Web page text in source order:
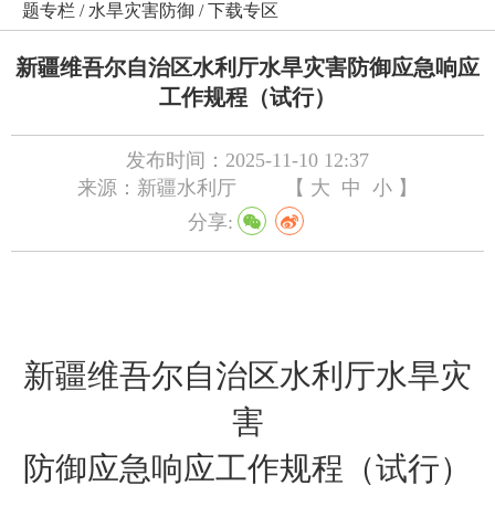
题专栏 /水旱灾害防御 /下载专区
新疆维吾尔自治区水利厅水旱灾害防御应急响应
工作规程（试行）
发布时间：2025-11-10 12:37
来源：新疆水利厅
【 大 中 小 】
分享:
新疆维吾尔自治区水利厅水旱灾
害
防御应急响应工作规程 （试行）